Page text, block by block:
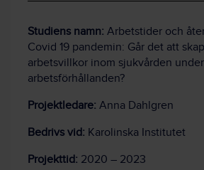
Studiens namn: Arbetstider och
Covid 19 pandemin: Går det att
arbetsvillkor inom sjukvården
arbetsförhållanden?
Projektledare: Anna Dahlgren
Bedrivs vid: Karolinska Institutet
Projekttid: 2020 – 2023